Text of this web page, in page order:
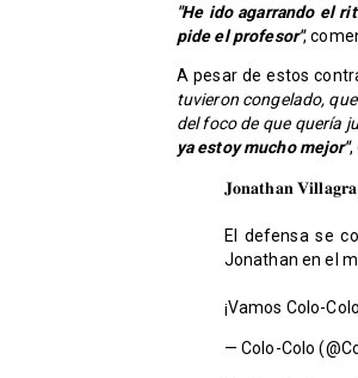
"He ido agarrando el
pide el profesor",
A pesar de estos
tuvieron congelado,
del foco de que quería
ya estoy mucho mejor",
𝐉𝐨𝐧𝐚𝐭𝐡𝐚𝐧
El defensa se
Jonathan en el
¡Vamos Colo-
— Colo-Colo